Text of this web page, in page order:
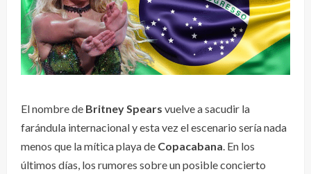
El nombre de Britney Spears vuelve a sacudir la
farándula internacional y esta vez el escenario sería nada
menos que la mítica playa de Copacabana. En los
últimos días, los rumores sobre un posible concierto